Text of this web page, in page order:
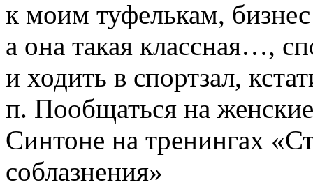
к моим туфелькам,
а она такая классная…,
и ходить в спортзал,
п. Пообщаться на
Синтоне на тренингах
соблазнения»